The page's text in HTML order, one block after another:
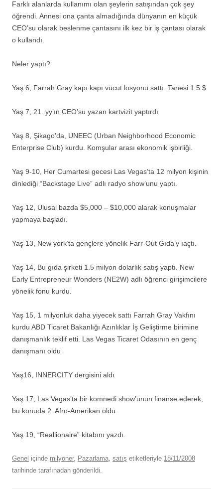
Farklı alanlarda kullanımı olan şeylerin satışından çok şey
öğrendi. Annesi ona çanta almadığında dünyanın en küçük
CEO’su olarak beslenme çantasını ilk kez bir iş çantası olarak
o kullandı.
Neler yaptı?
Yaş 6, Farrah Gray kapı kapı vücut losyonu sattı. Tanesi 1.5 $
Yaş 7, 21. yy’ın CEO’su yazan kartvizit yaptırdı
Yaş 8, Şikago’da, UNEEC (Urban Neighborhood Economic
Enterprise Club) kurdu. Komşular arası ekonomik işbirliği.
Yaş 9-10, Her Cumartesi gecesi Las Vegas’ta 12 milyon kişinin
dinlediği “Backstage Live” adlı radyo show’unu yaptı.
Yaş 12, Ulusal bazda $5,000 – $10,000 alarak konuşmalar
yapmaya başladı.
Yaş 13, New york’ta gençlere yönelik Farr-Out Gıda’y ıaçtı.
Yaş 14, Bu gıda şirketi 1.5 milyon dolarlık satış yaptı. New
Early Entrepreneur Wonders (NE2W) adlı öğrenci girişimcilere
yönelik fonu kurdu.
Yaş 15, 1 milyonluk daha yiyecek sattı Farrah Gray Vakfını
kurdu ABD Ticaret Bakanlığı Azınlıklar İş Geliştirme birimine
danışmanlık teklif etti. Las Vegas Ticaret Odasının en genç
danışmanı oldu
Yaş16, INNERCITY dergisini aldı
Yaş 17, Las Vegas’ta bir komnedi show’unun finanse ederek,
bu konuda 2. Afro-Amerikan oldu.
Yaş 19, “Reallionaire” kitabını yazdı.
Genel içinde milyoner, Pazarlama, satış etiketleriyle 18/11/2008
tarihinde tarafınadan gönderildi.